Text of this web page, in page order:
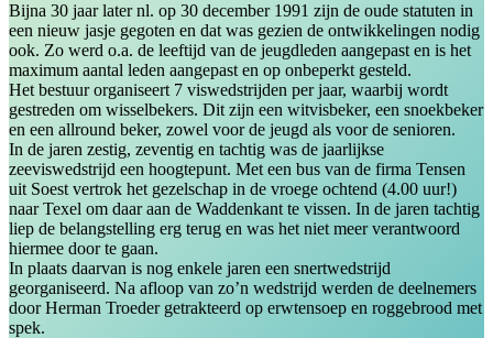
Bijna 30 jaar later nl. op 30 december 1991 zijn de oude statuten in
een nieuw jasje gegoten en dat was gezien de ontwikkelingen nodig
ook. Zo werd o.a. de leeftijd van de jeugdleden aangepast en is het
maximum aantal leden aangepast en op onbeperkt gesteld.
Het bestuur organiseert 7 viswedstrijden per jaar, waarbij wordt
gestreden om wisselbekers. Dit zijn een witvisbeker, een snoekbeker
en een allround beker, zowel voor de jeugd als voor de senioren.
In de jaren zestig, zeventig en tachtig was de jaarlijkse
zeeviswedstrijd een hoogtepunt. Met een bus van de firma Tensen
uit Soest vertrok het gezelschap in de vroege ochtend (4.00 uur!)
naar Texel om daar aan de Waddenkant te vissen. In de jaren tachtig
liep de belangstelling erg terug en was het niet meer verantwoord
hiermee door te gaan.
In plaats daarvan is nog enkele jaren een snertwedstrijd
georganiseerd. Na afloop van zo’n wedstrijd werden de deelnemers
door Herman Troeder getrakteerd op erwtensoep en roggebrood met
spek.